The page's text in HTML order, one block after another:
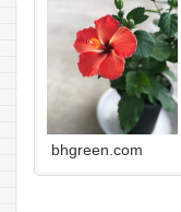
bhgreen.com